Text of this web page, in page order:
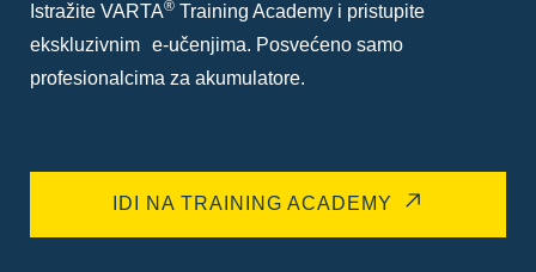
Istražite VARTA® Training Academy i pristupite
ekskluzivnim e-učenjima. Posvećeno samo
profesionalcima za akumulatore.
IDI NA TRAINING ACADEMY